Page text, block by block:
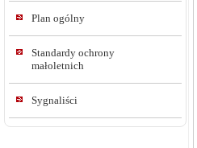
Plan ogólny
Standardy ochrony
małoletnich
Sygnaliści